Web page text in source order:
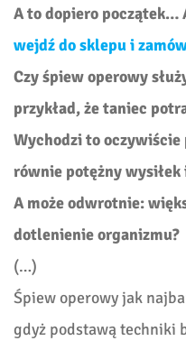
A to dopiero początek…
wejdź do sklepu i
Czy śpiew operowy
przykład, że taniec
Wychodzi to
równie potężny
A może odwrotnie:
dotlenienie organizmu?
(…)
Śpiew operowy jak
gdyż podstawą techniki